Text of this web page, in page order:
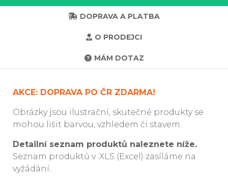
DOPRAVA A PLATBA
O PRODEJCI
MÁM DOTAZ
AKCE: DOPRAVA PO ČR ZDARMA!
Obrázky jsou ilustrační, skutečné produkty se
mohou lišit barvou, vzhledem či stavem.
Detailní seznam produktů naleznete níže.
Seznam produktů v .XLS (Excel) zasíláme na
vyžádání.